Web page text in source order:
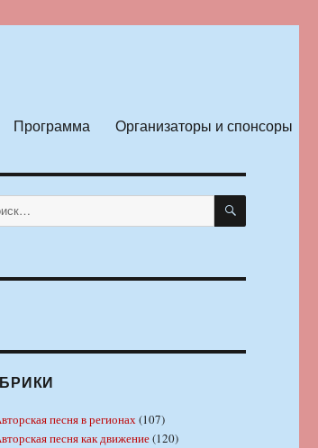
Программа Организаторы и спонсоры
ПОИСК
песня в регионах(107)
песня как движение(120)